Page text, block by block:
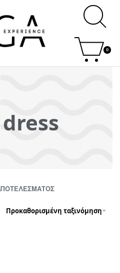
0
Προκαθορισμένη ταξινόμηση